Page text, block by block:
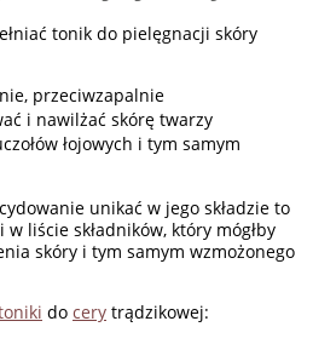
tonik do pielęgnacji skóry
przeciwzapalnie
i nawilżać skórę twarzy
łojowych i tym samym
unikać w jego składzie to
liście składników, który mógłby
skóry i tym samym wzmożonego
do cery trądzikowej: